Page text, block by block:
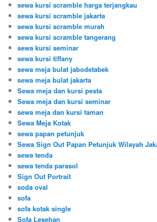
sewa kursi scramble harga terjangkau
sewa kursi scramble jakarta
sewa kursi scramble murah
sewa kursi scramble tangerang
sewa kursi seminar
sewa kursi tiffany
sewa meja bulat jabodetabek
sewa meja bulat jakarta
Sewa meja dan kursi pesta
Sewa meja dan kursi seminar
sewa meja dan kursi taman
Sewa Meja Kotak
sewa papan petunjuk
Sewa Sign Out Papan Petunjuk Wilayah
sewa tenda
sewa tenda parasol
Sign Out Portrait
soda oval
sofa
sofa kotak single
Sofa Lesehan